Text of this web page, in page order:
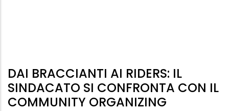
DAI BRACCIANTI AI RIDERS: IL
SINDACATO SI CONFRONTA CON IL
COMMUNITY ORGANIZING